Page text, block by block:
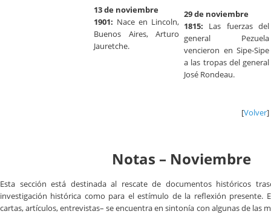
13 de noviembre
1901: Nace en Lincoln,
Buenos Aires, Arturo
Jauretche.
29 de noviembre
1815: Las fuerzas del
general Pezuela
vencieron en Sipe-Sipe
a las tropas del general
José Rondeau.
[Volver]
Notas – Noviembre
Esta sección está destinada al rescate de documentos históricos
investigación histórica como para el estímulo de la reflexión presente.
cartas, artículos, entrevistas– se encuentra en sintonía con algunas de las